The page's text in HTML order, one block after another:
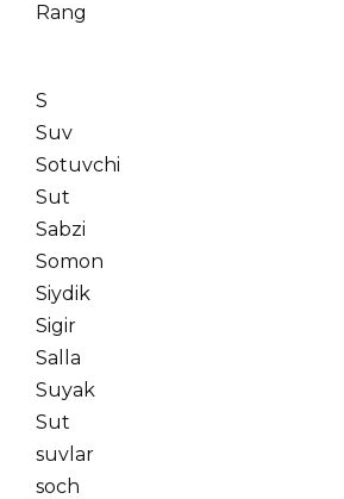
Rang
S
Suv
Sotuvchi
Sut
Sabzi
Somon
Siydik
Sigir
Salla
Suyak
Sut
suvlar
soch